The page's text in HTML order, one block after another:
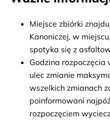
Miejsce zbiórki
Kanoniczej, w
spotyka się z
Godzina rozpoczęcia
ulec zmianie
wszelkich zmianach
poinformowani
rozpoczęciem